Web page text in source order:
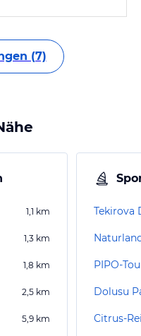
(7)
1,1 km
1,3 km
1,8 km
2,5 km
5,9 km
Tekirova
PIPO-
Dolusu
Citrus-